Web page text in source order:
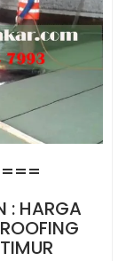
: HARGA